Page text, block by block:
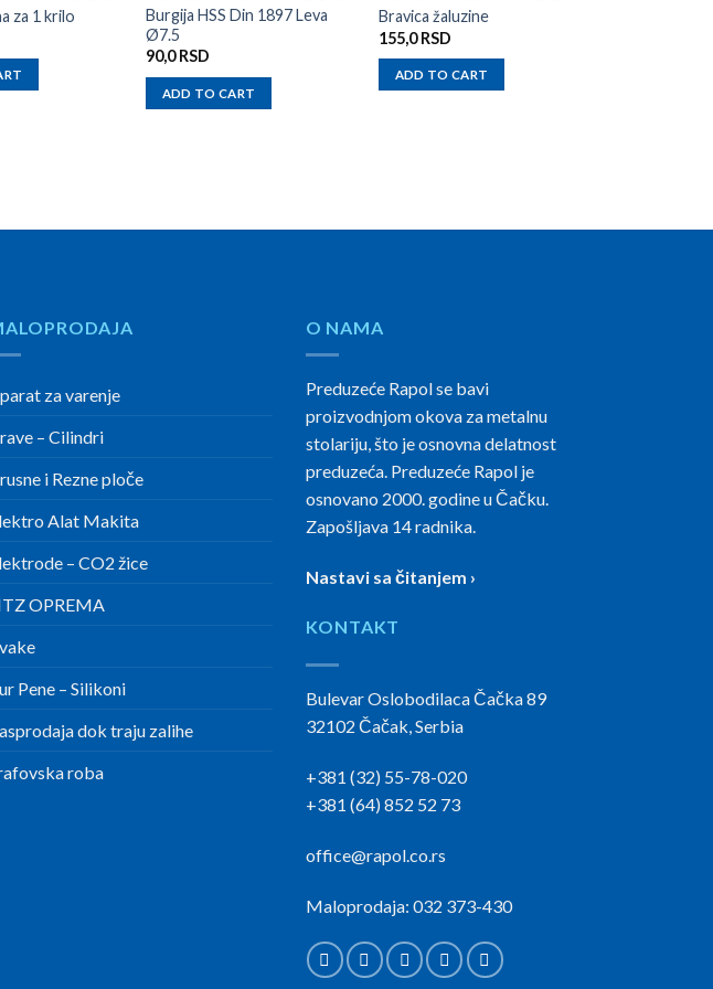
za 1 krilo
Burgija HSS Din 1897 Leva
Ø7.5
90,0RSD
ADD TO CART
Bravica žaluzine
155,0RSD
ADD TO CART
za varenje
– Cilindri
i Rezne ploče
Alat Makita
– CO2 žice
OPREMA
Pene – Silikoni
dok traju zalihe
roba
O NAMA
Preduzeće Rapol se bavi
proizvodnjom okova za metalnu
stolariju, što je osnovna delatnost
preduzeća. Preduzeće Rapol je
osnovano 2000. godine u Čačku.
Zapošljava 14 radnika.
Nastavi sa čitanjem ›
KONTAKT
Bulevar Oslobodilaca Čačka 89
32102 Čačak, Serbia
+381 (32) 55-78-020
+381 (64) 852 52 73
office@rapol.co.rs
Maloprodaja: 032 373-430